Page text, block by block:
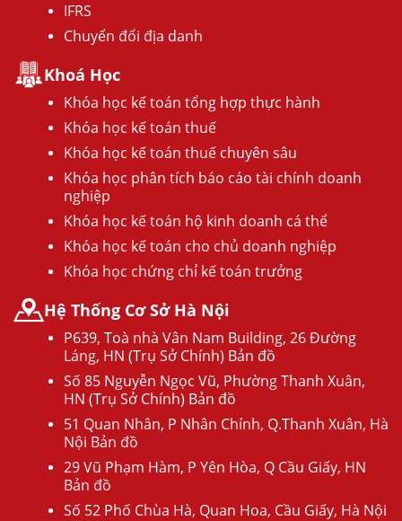
IFRS
Chuyển đổi địa danh
Khoá Học
Khóa học kế toán tổng hợp thực hành
Khóa học kế toán thuế
Khóa học kế toán thuế chuyên sâu
Khóa học phân tích báo cáo tài chính doanh
nghiệp
Khóa học kế toán hộ kinh doanh cá thể
Khóa học kế toán cho chủ doanh nghiệp
Khóa học chứng chỉ kế toán trưởng
Hệ Thống Cơ Sở Hà Nội
P639, Toà nhà Vân Nam Building, 26 Đường
Láng, HN (Trụ Sở Chính) Bản đồ
Số 85 Nguyễn Ngọc Vũ, Phường Thanh Xuân,
HN (Trụ Sở Chính) Bản đồ
51 Quan Nhân, P Nhân Chính, Q.Thanh Xuân, Hà
Nội Bản đồ
29 Vũ Phạm Hàm, P Yên Hòa, Q Cầu Giấy, HN
Bản đồ
Số 52 Phố Chùa Hà, Quan Hoa, Cầu Giấy, Hà Nội